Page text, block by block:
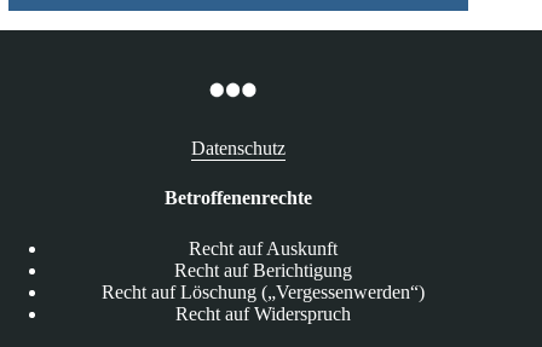
Datenschutz
Betroffenenrechte
Recht auf Auskunft
Recht auf Berichtigung
Recht auf Löschung („Vergessenwerden“)
Recht auf Widerspruch